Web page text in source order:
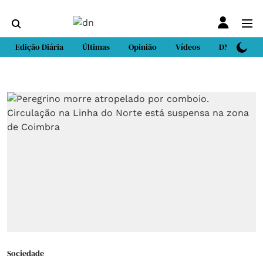
Edição Diária Últimas Opinião Vídeos DN Sport
Sociedade